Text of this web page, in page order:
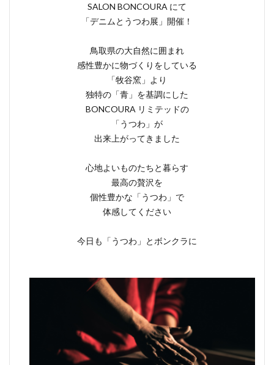
SALON BONCOURA にて
「デニムとうつわ展」開催！
鳥取県の大自然に囲まれ
感性豊かに物づくりをしている
「牧谷窯」より
独特の「青」を基調にした
BONCOURA リミテッドの
「うつわ」が
出来上がってきました
心地よいものたちと暮らす
最高の贅沢を
個性豊かな「うつわ」で
体感してください
今日も「うつわ」とボンクラに